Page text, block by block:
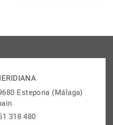
Estepona (Málaga)
318 480